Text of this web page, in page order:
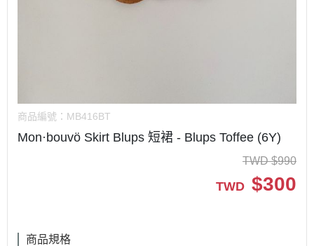
商品編號： MB416BT
Mon·bouvö Skirt Blups 短裙 - Blups Toffee (6Y)
TWD $990
TWD $300
商品規格